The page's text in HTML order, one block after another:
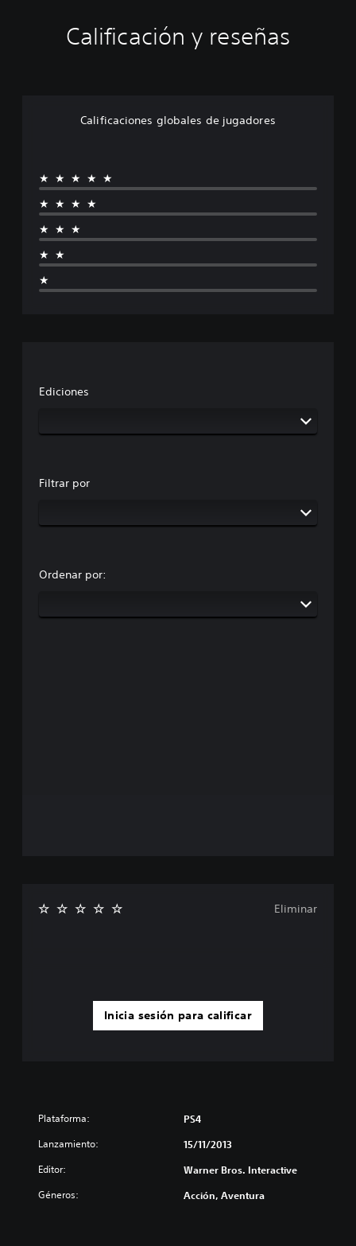
Calificación y reseñas
Calificaciones globales de jugadores
★★★★★
★★★★
★★★
★★
★
Ediciones
Filtrar por
Ordenar por:
Inicia sesión para calificar
Eliminar
Plataforma: PS4
Lanzamiento: 15/11/2013
Editor: Warner Bros. Interactive
Géneros: Acción, Aventura